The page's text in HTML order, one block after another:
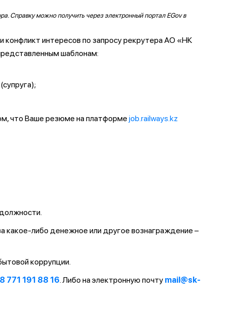
Справку можно получить через электронный портал EGov в
конфликт интересов по запросу рекрутера АО «НК
шаблонам:
что Ваше резюме на платформе job.railways.kz
какое-либо денежное или другое вознаграждение –
коррупции.
8 771 191 88 16. Либо на электронную почту mail@sk-